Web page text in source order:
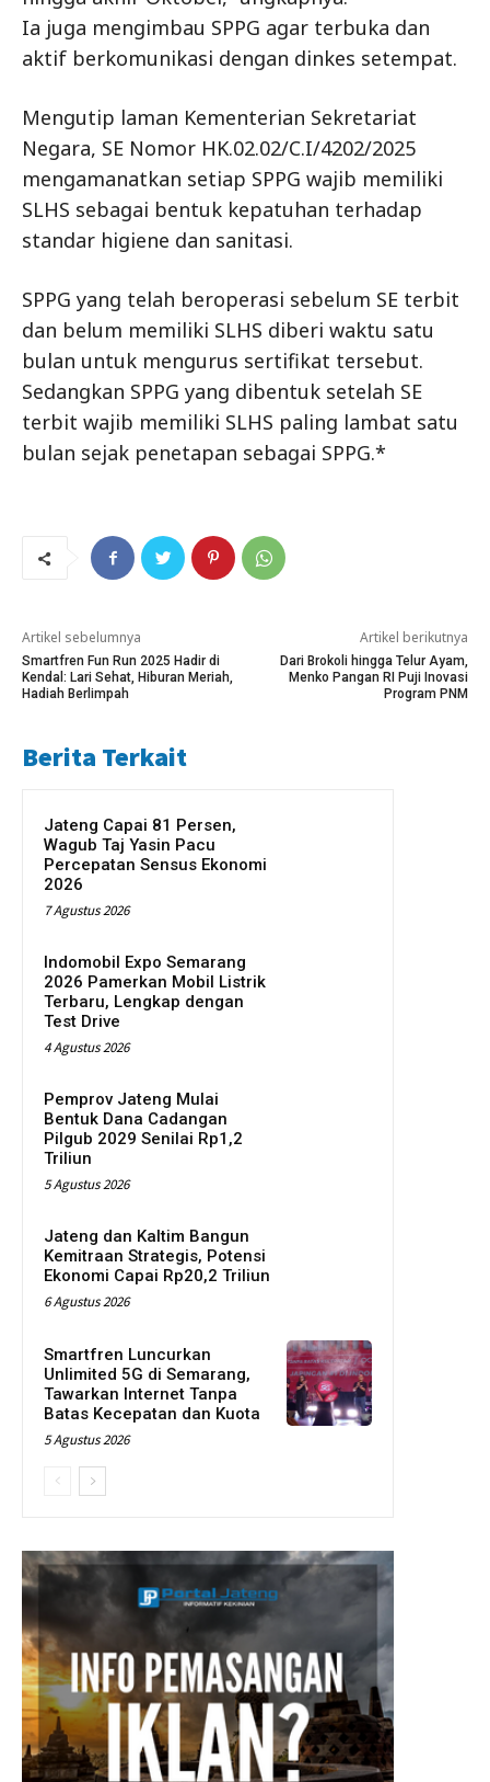
Ia juga mengimbau SPPG agar terbuka dan
aktif berkomunikasi dengan dinkes setempat.
Mengutip laman Kementerian Sekretariat
Negara, SE Nomor HK.02.02/C.I/4202/2025
mengamanatkan setiap SPPG wajib memiliki
SLHS sebagai bentuk kepatuhan terhadap
standar higiene dan sanitasi.
SPPG yang telah beroperasi sebelum SE terbit
dan belum memiliki SLHS diberi waktu satu
bulan untuk mengurus sertifikat tersebut.
Sedangkan SPPG yang dibentuk setelah SE
terbit wajib memiliki SLHS paling lambat satu
bulan sejak penetapan sebagai SPPG.*
Artikel sebelumnya
Smartfren Fun Run 2025 Hadir di
Kendal: Lari Sehat, Hiburan Meriah,
Hadiah Berlimpah
Artikel berikutnya
Dari Brokoli hingga Telur Ayam,
Menko Pangan RI Puji Inovasi
Program PNM
Berita Terkait
Jateng Capai 81 Persen,
Wagub Taj Yasin Pacu
Percepatan Sensus Ekonomi
2026
7 Agustus 2026
Indomobil Expo Semarang
2026 Pamerkan Mobil Listrik
Terbaru, Lengkap dengan
Test Drive
4 Agustus 2026
Pemprov Jateng Mulai
Bentuk Dana Cadangan
Pilgub 2029 Senilai Rp1,2
Triliun
5 Agustus 2026
Jateng dan Kaltim Bangun
Kemitraan Strategis, Potensi
Ekonomi Capai Rp20,2 Triliun
6 Agustus 2026
Smartfren Luncurkan
Unlimited 5G di Semarang,
Tawarkan Internet Tanpa
Batas Kecepatan dan Kuota
5 Agustus 2026